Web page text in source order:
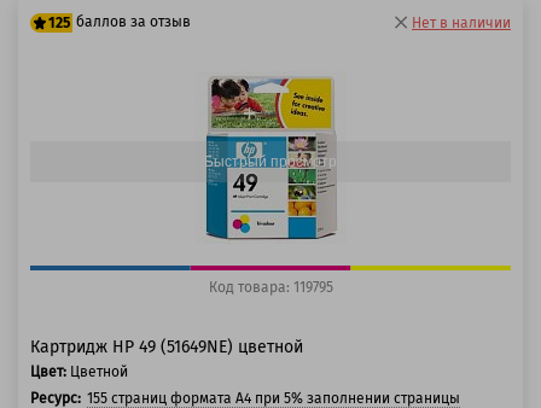
125 баллов за отзыв Нет в наличии
Быстрый просмотр
Код товара: 119795
Картридж HP 49 (51649NE) цветной
Цвет: Цветной
Ресурс: 155 страниц формата A4 при 5% заполнении страницы